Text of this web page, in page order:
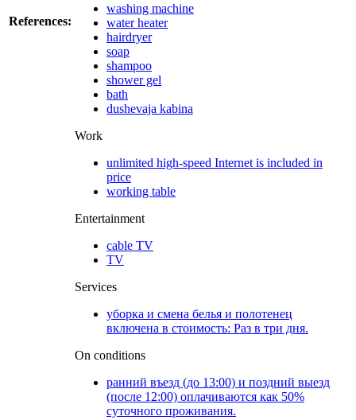
References:
washing machine
water heater
hairdryer
soap
shampoo
shower gel
bath
dushevaja kabina
Work
unlimited high-speed Internet is included in
price
working table
Entertainment
cable TV
TV
Services
уборка и смена белья и полотенец
включена в стоимость: Раз в три дня.
On conditions
ранний въезд (до 13:00) и поздний выезд
(после 12:00) оплачиваются как 50%
суточного проживания.